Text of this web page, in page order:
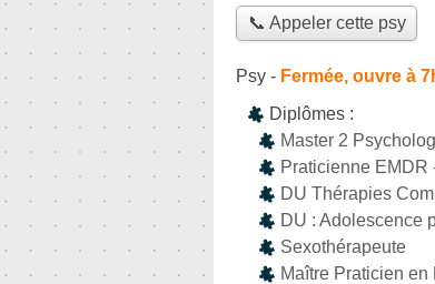
📞 Appeler cette psy
Psy - Fermée, ouvre à
Diplômes :
Master 2
Praticienne EMDR
DU Thérapies
DU : Adolescence
Sexothérapeute
Maître Praticien en